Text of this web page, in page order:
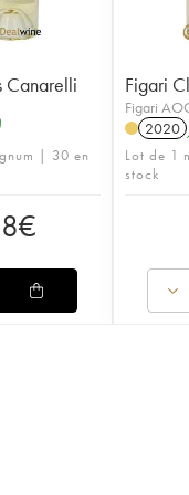
Canarelli
| 30 en
€
Figari
Figari
2020
Lot de 1
stock